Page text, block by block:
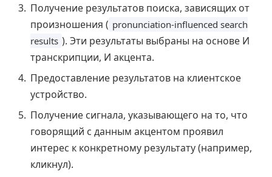
Получение результатов поиска, зависящих от
произношения ( pronunciation-influenced search
results ). Эти результаты выбраны на основе И
транскрипции, И акцента.
Предоставление результатов на клиентское
устройство.
Получение сигнала, указывающего на то, что
говорящий с данным акцентом проявил
интерес к конкретному результату (например,
кликнул).